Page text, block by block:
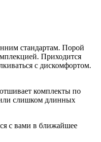
стандартам. Порой
Приходится
с дискомфортом.
комплекты по
слишком длинных
с вами в ближайшее